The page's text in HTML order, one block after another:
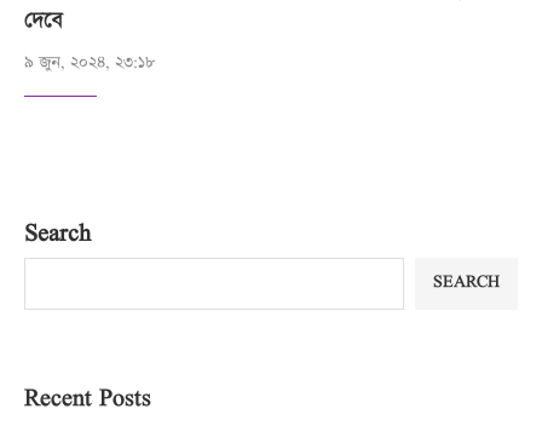
দেবে
৯ জুন, ২০২৪, ২৩:১৮
Search
SEARCH
Recent Posts